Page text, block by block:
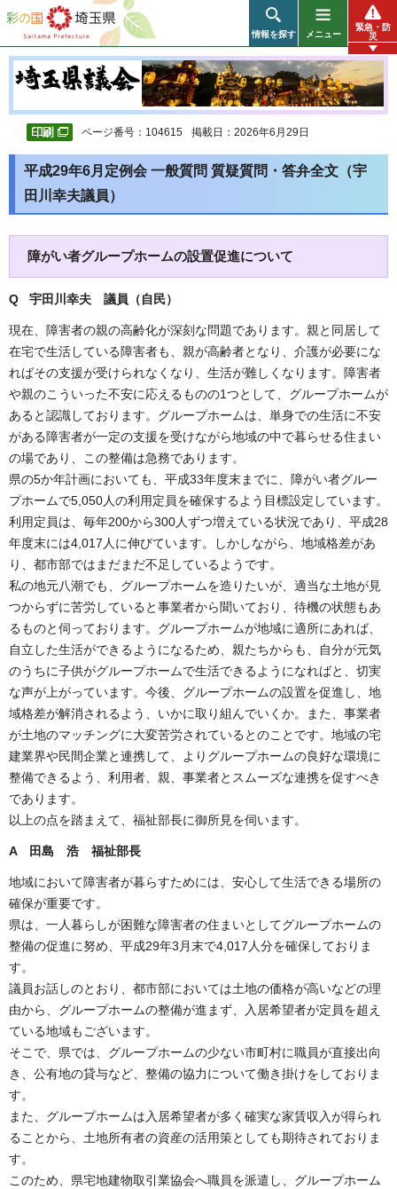
彩の国 埼玉県
情報を探す メニュー
緊急・防
災
ページ番号：104615 掲載日：2026年6月29日
平成29年6月定例会 一般質問 質疑質問・答弁全文（宇
田川幸夫議員）
障がい者グループホームの設置促進について
Q 宇田川幸夫 議員（自民）
現在、障害者の親の高齢化が深刻な問題であります。親と同居して
在宅で生活している障害者も、親が高齢者となり、介護が必要にな
ればその支援が受けられなくなり、生活が難しくなります。障害者
や親のこういった不安に応えるものの1つとして、グループホームが
あると認識しております。グループホームは、単身での生活に不安
がある障害者が一定の支援を受けながら地域の中で暮らせる住まい
の場であり、この整備は急務であります。
県の5か年計画においても、平成33年度末までに、障がい者グルー
プホームで5,050人の利用定員を確保するよう目標設定しています。
利用定員は、毎年200から300人ずつ増えている状況であり、平成28
年度末には4,017人に伸びています。しかしながら、地域格差があ
り、都市部ではまだまだ不足しているようです。
私の地元八潮でも、グループホームを造りたいが、適当な土地が見
つからずに苦労していると事業者から聞いており、待機の状態もあ
るものと伺っております。グループホームが地域に適所にあれば、
自立した生活ができるようになるため、親たちからも、自分が元気
のうちに子供がグループホームで生活できるようになればと、切実
な声が上がっています。今後、グループホームの設置を促進し、地
域格差が解消されるよう、いかに取り組んでいくか。また、事業者
が土地のマッチングに大変苦労されているとのことです。地域の宅
建業界や民間企業と連携して、よりグループホームの良好な環境に
整備できるよう、利用者、親、事業者とスムーズな連携を促すべき
であります。
以上の点を踏まえて、福祉部長に御所見を伺います。
A 田島 浩 福祉部長
地域において障害者が暮らすためには、安心して生活できる場所の
確保が重要です。
県は、一人暮らしが困難な障害者の住まいとしてグループホームの
整備の促進に努め、平成29年3月末で4,017人分を確保しておりま
す。
議員お話しのとおり、都市部においては土地の価格が高いなどの理
由から、グループホームの整備が進まず、入居希望者が定員を超え
ている地域もございます。
そこで、県では、グループホームの少ない市町村に職員が直接出向
き、公有地の貸与など、整備の協力について働き掛けをしておりま
す。
また、グループホームは入居希望者が多く確実な家賃収入が得られ
ることから、土地所有者の資産の活用策としても期待されておりま
す。
このため、県宅地建物取引業協会へ職員を派遣し、グループホーム